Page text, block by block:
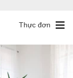
Thực đơn